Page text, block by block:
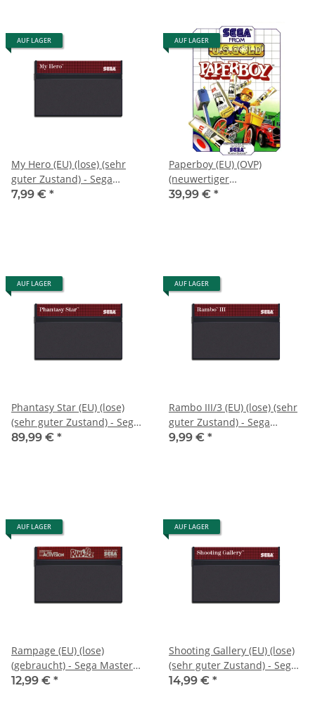
AUF LAGER
My Hero (EU) (lose) (sehr
guter Zustand) - Sega
Master System
7,99 € *
AUF LAGER
Paperboy (EU) (OVP)
(neuwertiger
Sammlerzustand) - Sega
39,99 € *
AUF LAGER
Phantasy Star (EU) (lose)
(sehr guter Zustand) - Sega
Master System
89,99 € *
AUF LAGER
Rambo III/3 (EU) (lose) (sehr
guter Zustand) - Sega
Master System
9,99 € *
AUF LAGER
Rampage (EU) (lose)
(gebraucht) - Sega Master
System
12,99 € *
AUF LAGER
Shooting Gallery (EU) (lose)
(sehr guter Zustand) - Sega
Master System
14,99 € *